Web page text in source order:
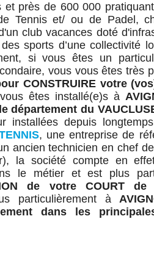
et près de 600 000
Tennis et/ ou de Padel, c
club vacances doté
sports d’une collectivité
si vous êtes un
, vous vous êtes très
CONSTRUIRE votre
êtes installé(e)s à
le département du
installées depuis
, une entreprise de
ancien technicien en chef de
, la société compte en
le métier et est plus
de votre COURT de
particulièrement à
dans les